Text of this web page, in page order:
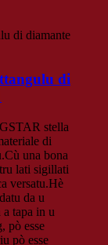
di
stella
di
una bona
lati sigillati
versatu.Hè
da u
tapa in u
pò esse
pò esse